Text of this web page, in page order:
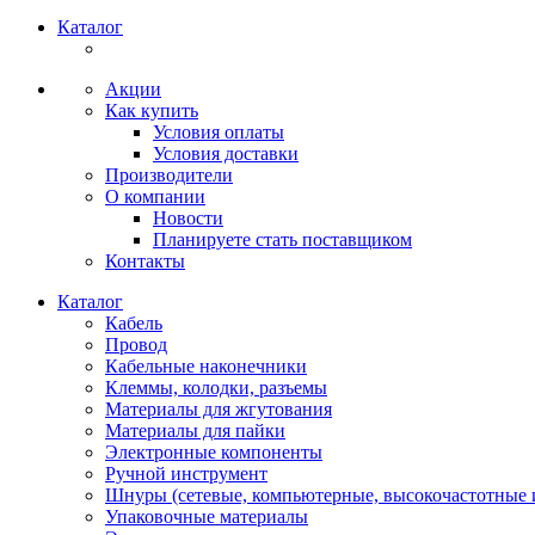
Каталог
Акции
Как купить
Условия оплаты
Условия доставки
Производители
О компании
Новости
Планируете стать поставщиком
Контакты
Каталог
Кабель
Провод
Кабельные наконечники
Клеммы, колодки, разъемы
Материалы для жгутования
Материалы для пайки
Электронные компоненты
Ручной инструмент
Шнуры (сетевые, компьютерные, высокочастотные
Упаковочные материалы